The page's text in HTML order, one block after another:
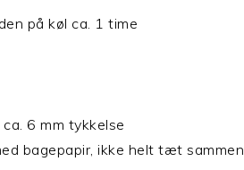
på køl ca. 1 time
6 mm tykkelse
bagepapir, ikke helt tæt sammen